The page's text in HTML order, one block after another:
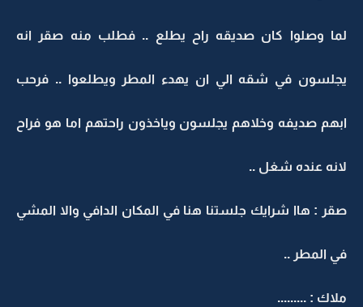
لما وصلوا كان صديقه راح يطلع .. فطلب منه صقر انه
يجلسون في شقه الي ان يهدء المطر ويطلعوا .. فرحب
ابهم صديفه وخلاهم يجلسون وياخذون راحتهم اما هو فراح
لانه عنده شغل ..
صقر : هاا شرايك جلستنا هنا في المكان الدافي والا المشي
في المطر ..
ملاك : .........